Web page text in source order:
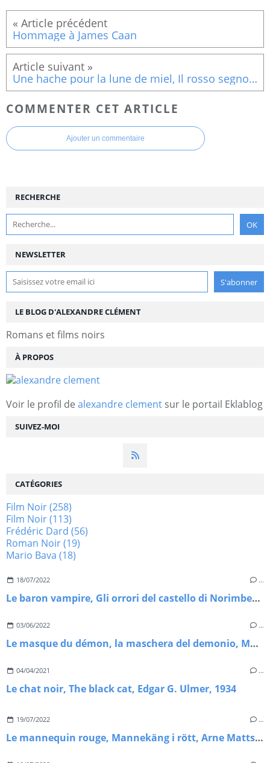
Hommage à James Caan
Une hache pour la lune de miel, Il rosso segno della follia, Mario Bava, 1970
COMMENTER CET ARTICLE
Ajouter un commentaire
NEWSLETTER
SUIVEZ-MOI
RECHERCHE
LE BLOG D'ALEXANDRE CLÉMENT
Romans et films noirs
À PROPOS
Voir le profil de alexandre clement sur le portail Eklablog
18/07/2022 …
Le baron vampire, Gli orrori del castello di Norimberga, Mario Bava, 1972
03/06/2022 …
Le masque du démon, la maschera del demonio, Mario Bava, 1960
04/04/2021 …
Le chat noir, The black cat, Edgar G. Ulmer, 1934
19/07/2022 …
Le mannequin rouge, Mannekäng i rött, Arne Mattsson, 1958
CATÉGORIES
Film Noir(258)
Film Noir(113)
Frédéric Dard (56)
Roman Noir(19)
Mario Bava (18)